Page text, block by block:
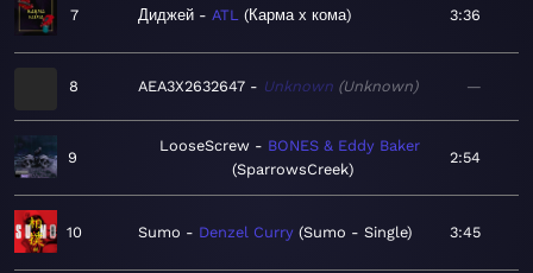
7 Диджей ATL Карма х кома 3:36
8 AEA3X2632647 Unknown Unknown —
9
LooseScrew
BONES & Eddy Baker
SparrowsCreek
2:54
10 Sumo Denzel Curry Sumo - Single 3:45